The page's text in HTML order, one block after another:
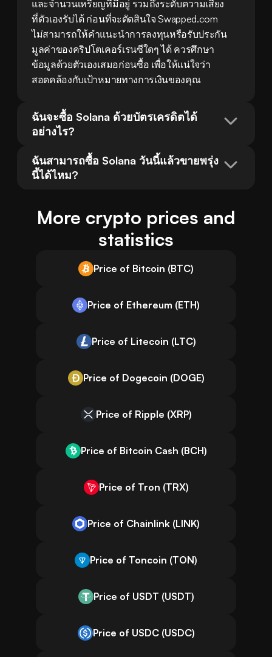
และจำนวนเหรียญที่มีอยู่ รวมถึงระดับความเสี่ยง
ที่ตัวเองรับได้ ก่อนที่จะตัดสินใจ Swapped.com
ไม่สามารถให้คำแนะนำการลงทุนหรือรับประกัน
มูลค่าของคริปโตเคอร์เรนซีใดๆ ได้ ควรศึกษา
ข้อมูลด้วยตัวเองเสมอก่อนซื้อ เพื่อให้แน่ใจว่า
สอดคล้องกับเป้าหมายทางการเงินของคุณ
ฉันจะซื้อ Solana ด้วยบัตรเครดิตได้
อย่างไร?
ฉันสามารถซื้อ Solana วันนี้แล้วขายพรุ่ง
นี้ได้ไหม?
More crypto prices and
statistics
Price of Bitcoin (BTC)
Price of Ethereum (ETH)
Price of Litecoin (LTC)
Price of Dogecoin (DOGE)
Price of Ripple (XRP)
Price of Bitcoin Cash (BCH)
Price of Tron (TRX)
Price of Chainlink (LINK)
Price of Toncoin (TON)
Price of USDT (USDT)
Price of USDC (USDC)